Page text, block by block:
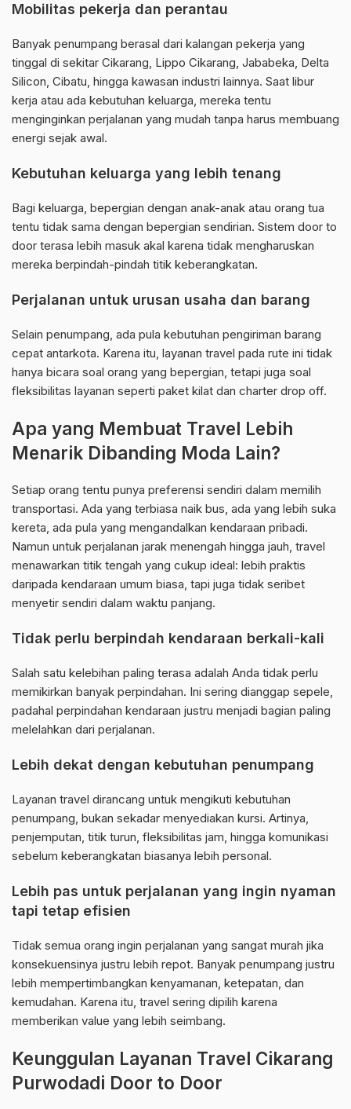
Mobilitas pekerja dan perantau
Banyak penumpang berasal dari kalangan pekerja yang
tinggal di sekitar Cikarang, Lippo Cikarang, Jababeka, Delta
Silicon, Cibatu, hingga kawasan industri lainnya. Saat libur
kerja atau ada kebutuhan keluarga, mereka tentu
menginginkan perjalanan yang mudah tanpa harus membuang
energi sejak awal.
Kebutuhan keluarga yang lebih tenang
Bagi keluarga, bepergian dengan anak-anak atau orang tua
tentu tidak sama dengan bepergian sendirian. Sistem door to
door terasa lebih masuk akal karena tidak mengharuskan
mereka berpindah-pindah titik keberangkatan.
Perjalanan untuk urusan usaha dan barang
Selain penumpang, ada pula kebutuhan pengiriman barang
cepat antarkota. Karena itu, layanan travel pada rute ini tidak
hanya bicara soal orang yang bepergian, tetapi juga soal
fleksibilitas layanan seperti paket kilat dan charter drop off.
Apa yang Membuat Travel Lebih
Menarik Dibanding Moda Lain?
Setiap orang tentu punya preferensi sendiri dalam memilih
transportasi. Ada yang terbiasa naik bus, ada yang lebih suka
kereta, ada pula yang mengandalkan kendaraan pribadi.
Namun untuk perjalanan jarak menengah hingga jauh, travel
menawarkan titik tengah yang cukup ideal: lebih praktis
daripada kendaraan umum biasa, tapi juga tidak seribet
menyetir sendiri dalam waktu panjang.
Tidak perlu berpindah kendaraan berkali-kali
Salah satu kelebihan paling terasa adalah Anda tidak perlu
memikirkan banyak perpindahan. Ini sering dianggap sepele,
padahal perpindahan kendaraan justru menjadi bagian paling
melelahkan dari perjalanan.
Lebih dekat dengan kebutuhan penumpang
Layanan travel dirancang untuk mengikuti kebutuhan
penumpang, bukan sekadar menyediakan kursi. Artinya,
penjemputan, titik turun, fleksibilitas jam, hingga komunikasi
sebelum keberangkatan biasanya lebih personal.
Lebih pas untuk perjalanan yang ingin nyaman
tapi tetap efisien
Tidak semua orang ingin perjalanan yang sangat murah jika
konsekuensinya justru lebih repot. Banyak penumpang justru
lebih mempertimbangkan kenyamanan, ketepatan, dan
kemudahan. Karena itu, travel sering dipilih karena
memberikan value yang lebih seimbang.
Keunggulan Layanan Travel Cikarang
Purwodadi Door to Door